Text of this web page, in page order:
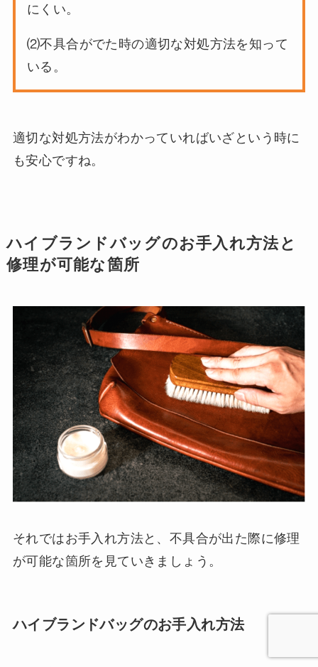
にくい。
⑵不具合がでた時の適切な対処方法を知って
いる。
適切な対処方法がわかっていればいざという時に
も安心ですね。
ハイブランドバッグのお手入れ方法と
修理が可能な箇所
それではお手入れ方法と、不具合が出た際に修理
が可能な箇所を見ていきましょう。
ハイブランドバッグのお手入れ方法